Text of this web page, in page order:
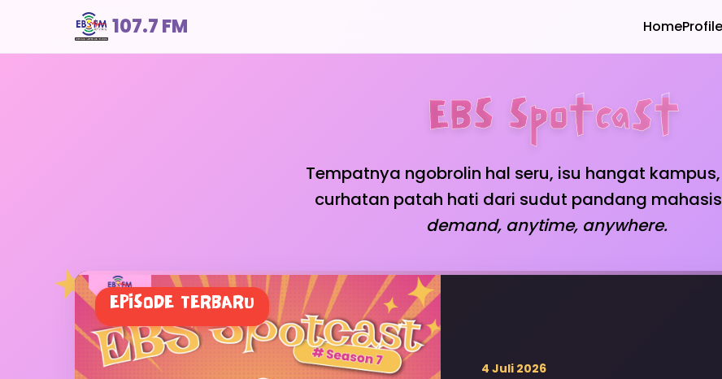
107.7 FM HomeProfile
️ EBS Spotcast
Tempatnya ngobrolin hal seru, isu hangat
curhatan patah hati dari sudut pandang
demand, anytime, anywhere.
EPISODE TERBARU
4 Juli 2026